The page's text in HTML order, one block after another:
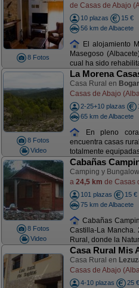
8 Fotos
de Casas de Abajo
10 plazas
15 €
56 km de Albacete
El alojamiento
Masegoso
cual ha sido
8 Fotos
Video
La Morena
Casa Rural en
Casas de Abajo
2-25+10 plazas
65 km de Albacete
En pleno
encuentra casas
totalmente
8 Fotos
Video
Cabañas
Camping y
a 24,5 km de Casas
101 plazas
15 €
75 km de Albacete
Cabañas
Castilla-La Mancha.
Rural, donde la
Casa Rural Mis
Casa Rural en
Casas de Abajo
4-10 plazas
25 €